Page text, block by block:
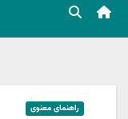
راهنمای معنوی